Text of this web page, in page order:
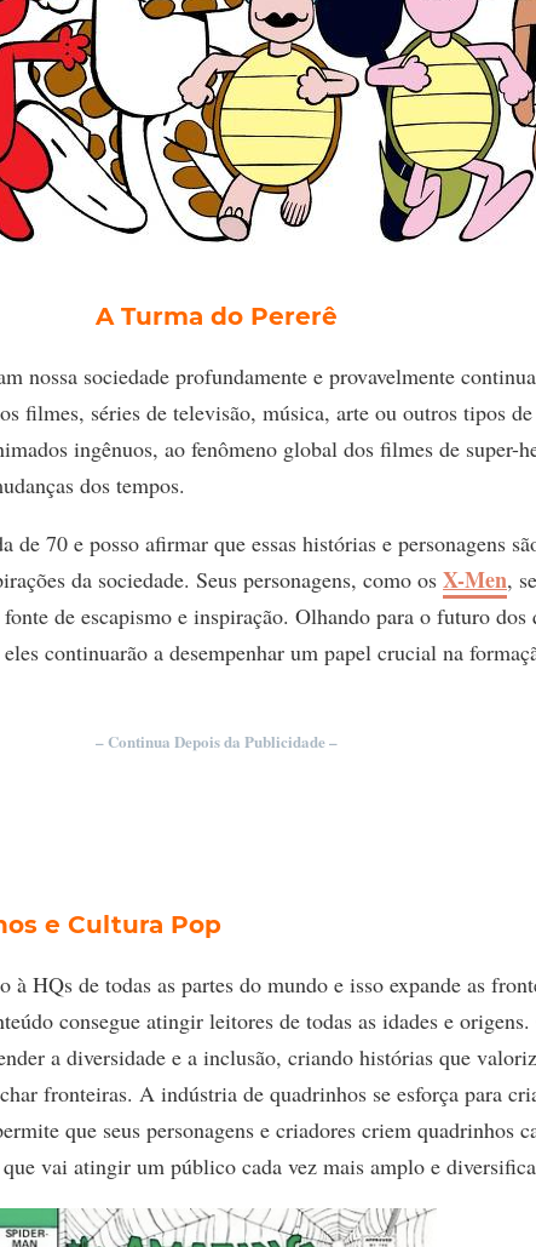
A Turma do Pererê
nossa sociedade profundamente e provavelmente
filmes, séries de televisão, música, arte ou outros tipos
ingênuos, ao fenômeno global dos filmes de super-
dos tempos.
de 70 e posso afirmar que essas histórias e personagens
da sociedade. Seus personagens, como os X-Men,
de escapismo e inspiração. Olhando para o futuro dos
continuarão a desempenhar um papel crucial na
– Continua Depois da Publicidade –
e Cultura Pop
HQs de todas as partes do mundo e isso expande as
consegue atingir leitores de todas as idades e
a diversidade e a inclusão, criando histórias que
fronteiras. A indústria de quadrinhos se esforça para
que seus personagens e criadores criem quadrinhos
vai atingir um público cada vez mais amplo e